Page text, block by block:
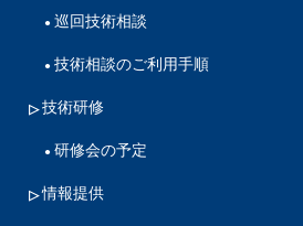
巡回技術相談
技術相談のご利用手順
技術研修
研修会の予定
情報提供